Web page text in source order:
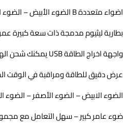
اضواء متعددة B الضوء الأبيض – الضوء الأحمر -فلاش
بطارية ليثيوم مدمجة ذات سعة كبيرة
واجهة اخراج الطاقة USB يمكنك شحن الهاتف
عرض دقيق للطاقة ومراقبة في الوقت
الضوء الابيض – الضوء الأصفر – الضوء
ضوء عامر كبير – سهل التعامل مع